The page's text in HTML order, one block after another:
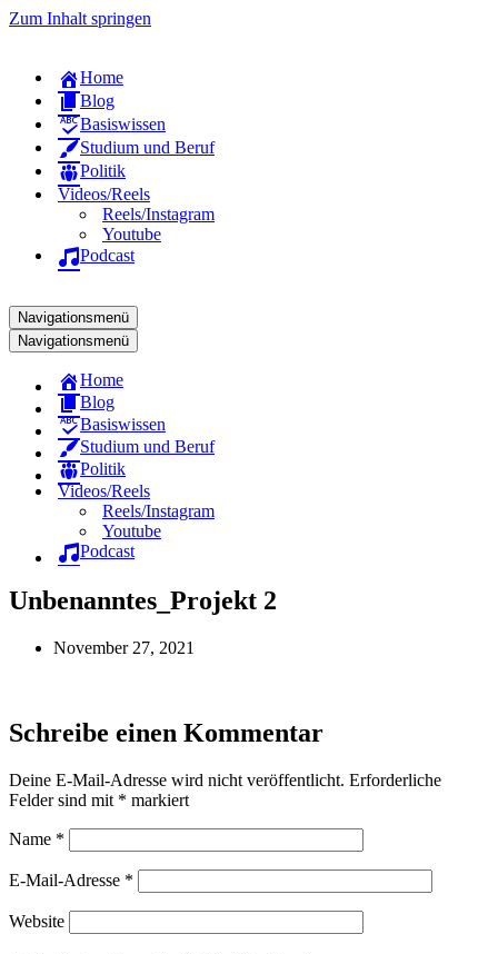
Zum Inhalt springen
Home
Blog
Basiswissen
Studium und Beruf
Politik
Videos/Reels
Reels/Instagram
Youtube
Podcast
Navigationsmenü
Navigationsmenü
Home
Blog
Basiswissen
Studium und Beruf
Politik
Videos/Reels
Reels/Instagram
Youtube
Podcast
Unbenanntes_Projekt 2
November 27, 2021
Schreibe einen Kommentar
Deine E-Mail-Adresse wird nicht veröffentlicht. Erforderliche
Felder sind mit * markiert
Name *
E-Mail-Adresse *
Website